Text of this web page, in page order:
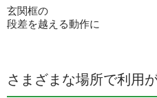
玄関框の
段差を越える動作に
さまざまな場所で利用